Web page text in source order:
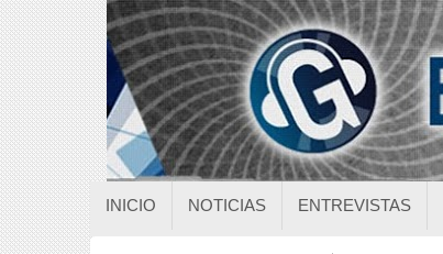
INICIO NOTICIAS ENTREVISTAS